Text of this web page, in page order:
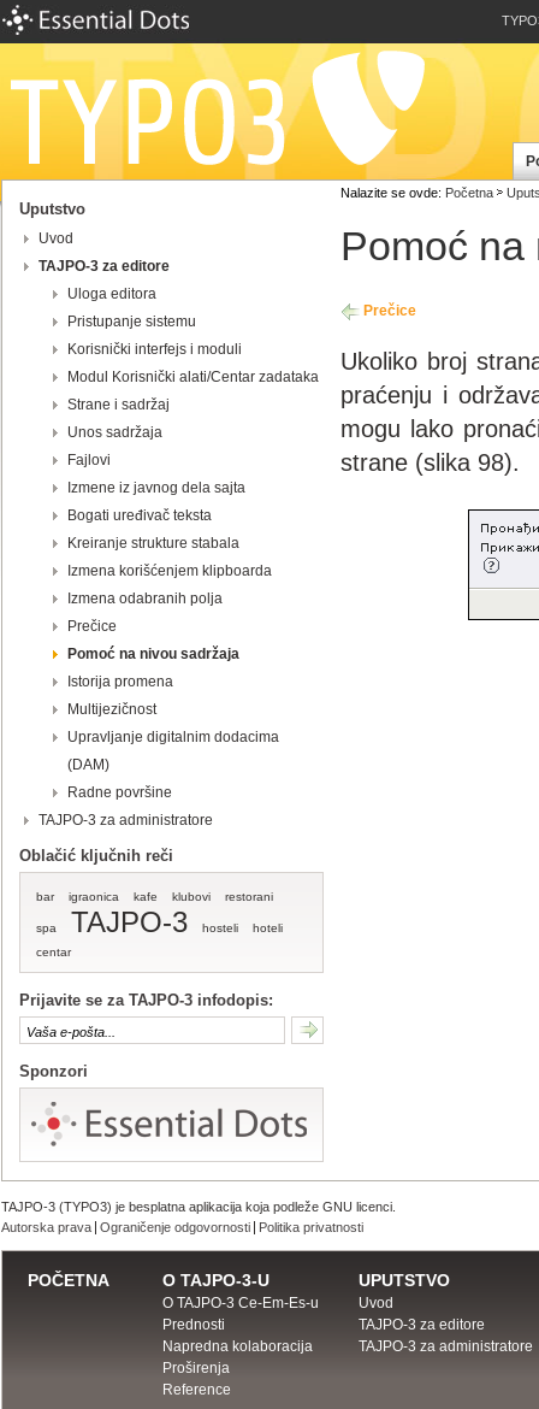
Uputstvo
Uvod
TAJPO-3 za editore
Uloga editora
Pristupanje sistemu
Korisnički interfejs i moduli
Modul Korisnički alati/Centar zadataka
Strane i sadržaj
Unos sadržaja
Fajlovi
Izmene iz javnog dela sajta
Bogati uređivač teksta
Kreiranje strukture stabala
Izmena korišćenjem klipboarda
Izmena odabranih polja
Prečice
Pomoć na nivou sadržaja
Istorija promena
Multijezičnost
Upravljanje digitalnim dodacima
(DAM)
Radne površine
TAJPO-3 za administratore
Oblačić ključnih reči
bar igraonica kafe klubovi restorani
spa TAJPO-3 hosteli
hoteli
centar
Prijavite se za TAJPO-3 infodopis:
Sponzori
Nalazite se ovde: Početna
Pomoć na
Prečice
Ukoliko broj
praćenju i
mogu lako
strane (slika 98).
TAJPO-3 (TYPO3) je besplatna aplikacija koja podleže GNU licenci.
Autorska prava
Ograničenje odgovornosti Politika privatnosti
POČETNA O TAJPO-3-U
O TAJPO-3 Ce-Em-Es-u
Prednosti
Napredna kolaboracija
Proširenja
Reference
UPUTSTVO
Uvod
TAJPO-3 za editore
TAJPO-3 za administratore